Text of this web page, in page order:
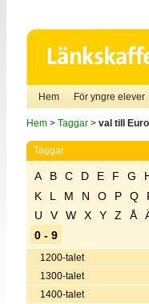
Hem För yngre elever
Hem> Taggar> val till
Taggar
A B C D E F G
K
L M N O P Q
U
V W X Y Z Å
0 - 9
1200-talet
1300-talet
1400-talet